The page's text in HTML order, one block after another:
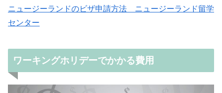
ニュージーランドのビザ申請方法 ニュージーランド留学
センター
ワーキングホリデーでかかる費用